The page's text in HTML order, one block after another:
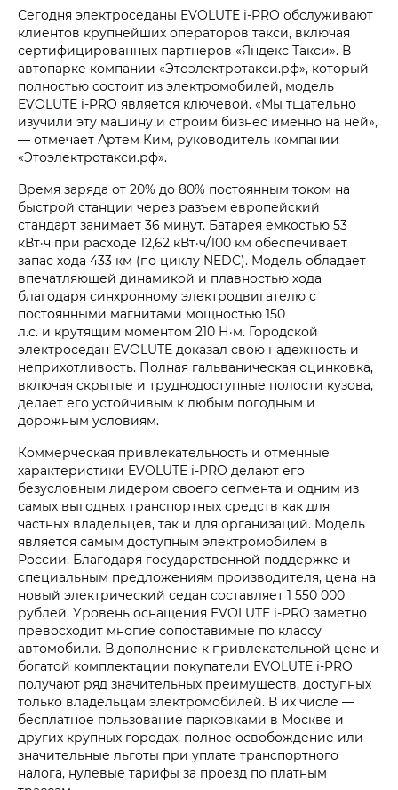
Сегодня электроседаны EVOLUTE i‑PRO обслуживают
клиентов крупнейших операторов такси, включая
сертифицированных партнеров «Яндекс Такси». В
автопарке компании «Этоэлектротакси.рф», который
полностью состоит из электромобилей, модель
EVOLUTE i‑PRO является ключевой. «Мы тщательно
изучили эту машину и строим бизнес именно на ней»,
— отмечает Артем Ким, руководитель компании
«Этоэлектротакси.рф».
Время заряда от 20% до 80% постоянным током на
быстрой станции через разъем европейский
стандарт занимает 36 минут. Батарея емкостью 53
кВт·ч при расходе 12,62 кВт·ч/100 км обеспечивает
запас хода 433 км (по циклу NEDC). Модель обладает
впечатляющей динамикой и плавностью хода
благодаря синхронному электродвигателю с
постоянными магнитами мощностью 150
л.с. и крутящим моментом 210 Н·м. Городской
электроседан EVOLUTE доказал свою надежность и
неприхотливость. Полная гальваническая оцинковка,
включая скрытые и труднодоступные полости кузова,
делает его устойчивым к любым погодным и
дорожным условиям.
Коммерческая привлекательность и отменные
характеристики EVOLUTE i‑PRO делают его
безусловным лидером своего сегмента и одним из
самых выгодных транспортных средств как для
частных владельцев, так и для организаций. Модель
является самым доступным электромобилем в
России. Благодаря государственной поддержке и
специальным предложениям производителя, цена на
новый электрический седан составляет 1 550 000
рублей. Уровень оснащения EVOLUTE i‑PRO заметно
превосходит многие сопоставимые по классу
автомобили. В дополнение к привлекательной цене и
богатой комплектации покупатели EVOLUTE i‑PRO
получают ряд значительных преимуществ, доступных
только владельцам электромобилей. В их числе —
бесплатное пользование парковками в Москве и
других крупных городах, полное освобождение или
значительные льготы при уплате транспортного
налога, нулевые тарифы за проезд по платным